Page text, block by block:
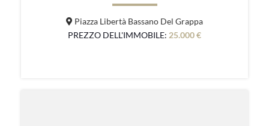
Piazza Libertà Bassano Del Grappa
PREZZO DELL'IMMOBILE: 25.000 €